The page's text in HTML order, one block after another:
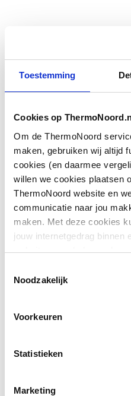
Toestemming
Cookies op
Om de ThermoNoord
maken, gebruiken wij altijd
cookies (en daarmee
willen we cookies plaatsen
ThermoNoord website en
communicatie naar jou
maken. Met deze cookies
jouw internetgedrag binnen
website en webshop
communicatie aan jouw
Noodzakelijk
Voorkeuren
Statistieken
Marketing
Met blad
Aantal waskommen
Uitvoering waskom(men)
Aantal deuren (totaal)
Aantal deuren
Aantal deuren
Downloads
215 KB